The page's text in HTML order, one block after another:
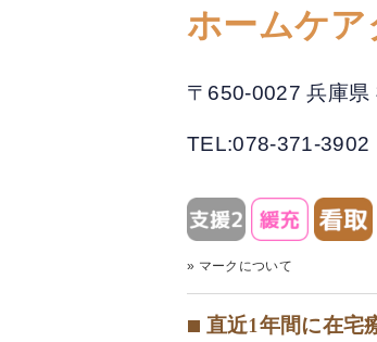
ホームケ
〒650-0027 兵庫県
TEL:078-371-
» マークについて
■ 直近1年間に在宅